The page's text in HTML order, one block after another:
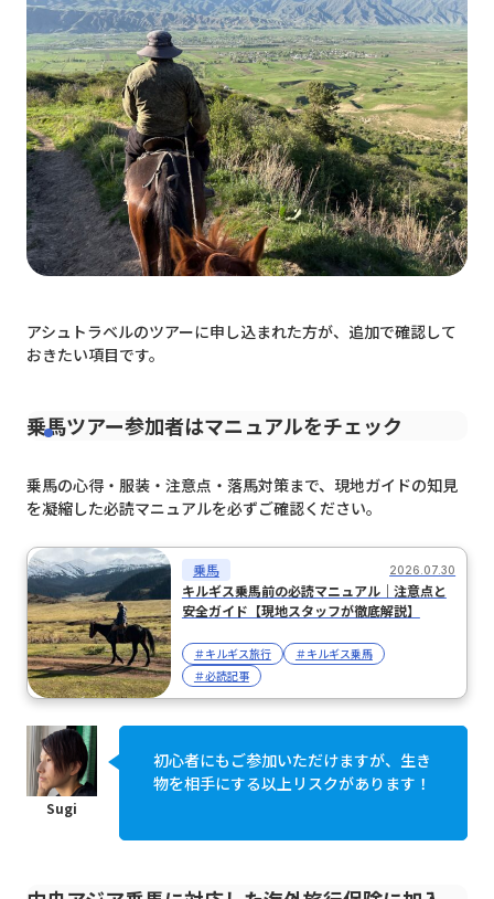
アシュトラベルのツアーに申し込まれた方が、追加で確認して
おきたい項目です。
乗馬ツアー参加者はマニュアルをチェック
乗馬の心得・服装・注意点・落馬対策まで、現地ガイドの知見
を凝縮した必読マニュアルを必ずご確認ください。
乗馬 2026.07.30
キルギス乗馬前の必読マニュアル｜注意点と
安全ガイド【現地スタッフが徹底解説】
＃キルギス旅行
＃キルギス乗馬
＃必読記事
初心者にもご参加いただけますが、生き
物を相手にする以上リスクがあります！